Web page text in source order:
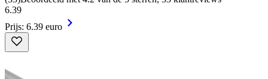
6.39
Prijs: 6.39 euro